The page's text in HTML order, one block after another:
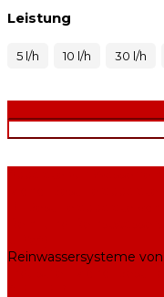
Leistung
5 l/h 10 l/h 30 l/h
Reinwassersysteme